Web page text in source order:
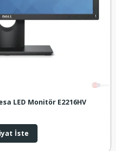
LED Monitör E2216HV
İste